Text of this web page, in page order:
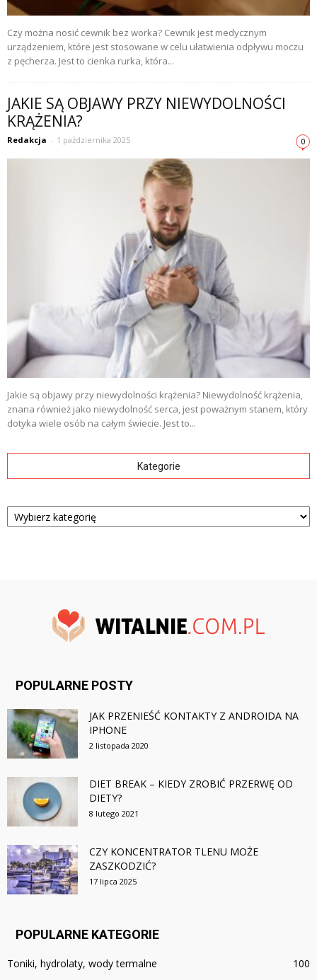
Czy można nosić cewnik bez worka? Cewnik jest medycznym
urządzeniem, które jest stosowane w celu ułatwienia odpływu moczu
z pęcherza. Jest to cienka rurka, która...
JAKIE SĄ OBJAWY PRZY NIEWYDOLNOŚCI
KRĄŻENIA?
Redakcja - 1 października 2025 0
Jakie są objawy przy niewydolności krążenia? Niewydolność krążenia,
znana również jako niewydolność serca, jest poważnym stanem, który
dotyka wiele osób na całym świecie. Jest to...
Kategorie
Kategorie
POPULARNE POSTY
JAK PRZENIEŚĆ KONTAKTY Z ANDROIDA NA
IPHONE
2 listopada 2020
DIET BREAK – KIEDY ZROBIĆ PRZERWĘ OD
DIETY?
8 lutego 2021
CZY KONCENTRATOR TLENU MOŻE
ZASZKODZIĆ?
17 lipca 2025
POPULARNE KATEGORIE
Toniki, hydrolaty, wody termalne
100